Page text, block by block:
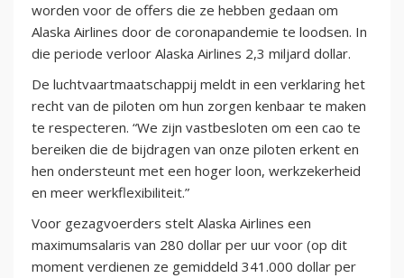
worden voor de offers die ze hebben gedaan om
Alaska Airlines door de coronapandemie te loodsen. In
die periode verloor Alaska Airlines 2,3 miljard dollar.
De luchtvaartmaatschappij meldt in een verklaring het
recht van de piloten om hun zorgen kenbaar te maken
te respecteren. “We zijn vastbesloten om een cao te
bereiken die de bijdragen van onze piloten erkent en
hen ondersteunt met een hoger loon, werkzekerheid
en meer werkflexibiliteit.”
Voor gezagvoerders stelt Alaska Airlines een
maximumsalaris van 280 dollar per uur voor (op dit
moment verdienen ze gemiddeld 341.000 dollar per